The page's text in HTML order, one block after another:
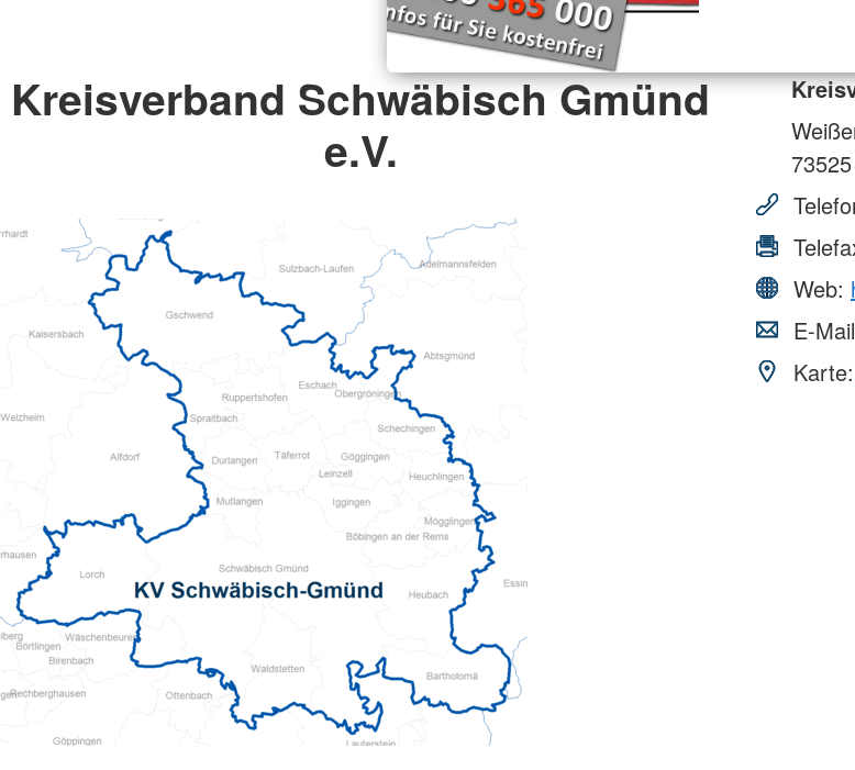
Kreisverband Schwäbisch Gmünd
e.V.
73525
Web:
E-
Karte: